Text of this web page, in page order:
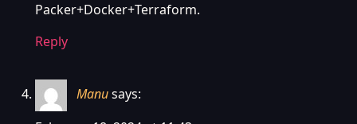
Packer+Docker+Terraform.
Reply
Manusays: